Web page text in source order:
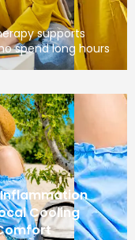
supports
spend long hours
Cooling